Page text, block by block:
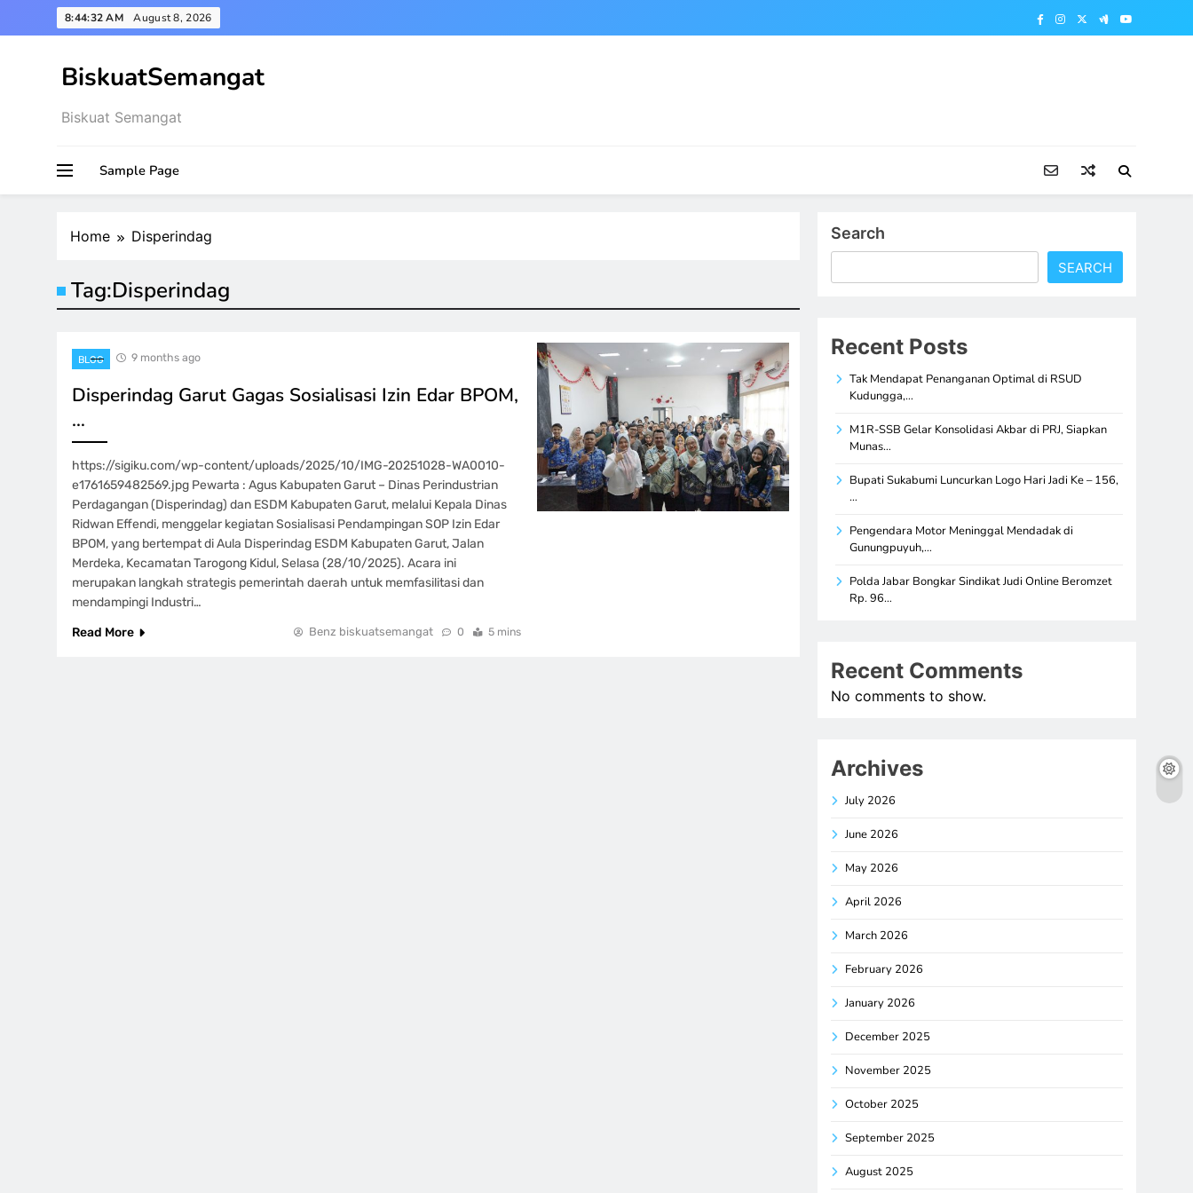
to
8:44:33 AM August 8, 2026
BiskuatSemangat
Biskuat Semangat
Sample Page
Home Disperindag
Tag:Disperindag
BLOG 9 months ago
Disperindag Garut Gagas Sosialisasi Izin Edar BPOM,
…
https://sigiku.com/wp-content/uploads/2025/10/IMG-20251028-WA0010-
e1761659482569.jpg Pewarta : Agus Kabupaten Garut – Dinas Perindustrian
Perdagangan (Disperindag) dan ESDM Kabupaten Garut, melalui Kepala Dinas
Ridwan Effendi, menggelar kegiatan Sosialisasi Pendampingan SOP Izin Edar
BPOM, yang bertempat di Aula Disperindag ESDM Kabupaten Garut, Jalan
Merdeka, Kecamatan Tarogong Kidul, Selasa (28/10/2025). Acara ini
merupakan langkah strategis pemerintah daerah untuk memfasilitasi dan
mendampingi Industri…
Read More
Benz biskuatsemangat 0 5 mins
Search
SEARCH
Recent Posts
Tak Mendapat Penanganan Optimal di RSUD
Kudungga,…
M1R-SSB Gelar Konsolidasi Akbar di PRJ, Siapkan
Munas…
Bupati Sukabumi Luncurkan Logo Hari Jadi Ke – 156,
…
Pengendara Motor Meninggal Mendadak di
Gunungpuyuh,…
Polda Jabar Bongkar Sindikat Judi Online Beromzet
Rp. 96…
Recent Comments
No comments to show.
Archives
July 2026
June 2026
May 2026
April 2026
March 2026
February 2026
January 2026
December 2025
November 2025
October 2025
September 2025
August 2025